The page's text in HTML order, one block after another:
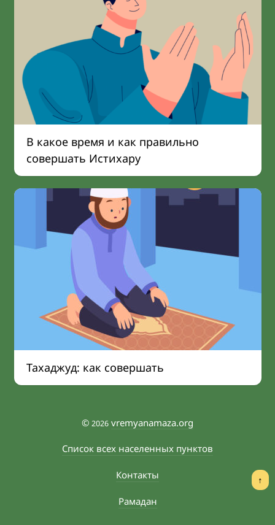
В какое время и как правильно
совершать Истихару
Тахаджуд: как совершать
© 2026 vremyanamaza.org
Список всех населенных пунктов
Контакты
Рамадан
↑